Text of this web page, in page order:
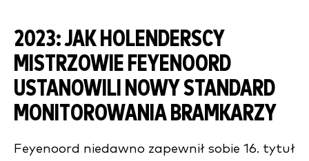
2023: JAK HOLENDERSCY
MISTRZOWIE FEYENOORD
USTANOWILI NOWY STANDARD
MONITOROWANIA BRAMKARZY
Feyenoord niedawno zapewnił sobie 16. tytuł